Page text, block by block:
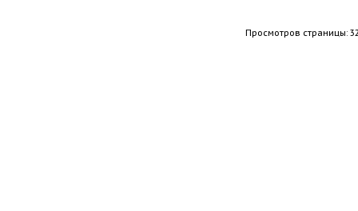
Просмотров страницы: